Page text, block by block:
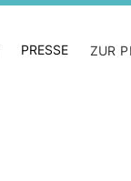
PRESSE ZUR